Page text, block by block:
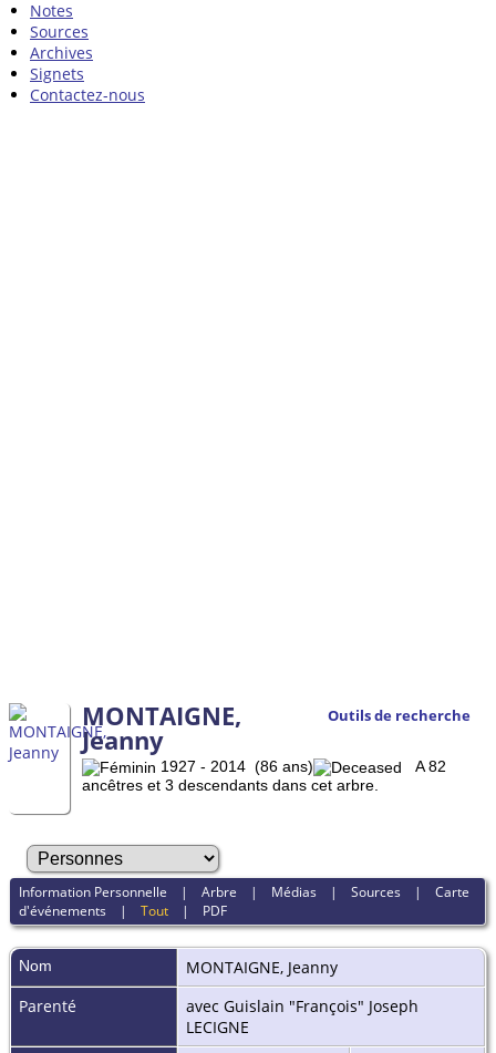
Notes
Sources
Archives
Signets
Contactez-nous
Outils de recherche
MONTAIGNE,
Jeanny
1927 - 2014 (86 ans)
A 82
ancêtres et 3 descendants dans cet arbre.
Information Personnelle |Arbre | Médias |Sources |Carte
d'événements |Tout | PDF
Nom MONTAIGNE, Jeanny
Parenté
avec Guislain "François" Joseph
LECIGNE